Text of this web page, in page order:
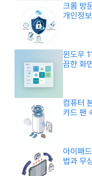
크롬 방
개인정
윈도우
끔한 화
컴퓨터
카드 팬
아이패
법과 무